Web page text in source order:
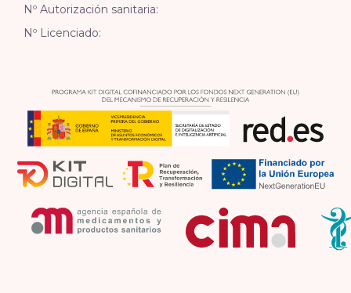
Nº Autorización sanitaria:
Nº Licenciado: